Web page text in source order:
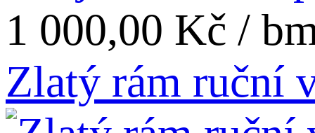
1 000,00 Kč /
Zlatý rám ruční